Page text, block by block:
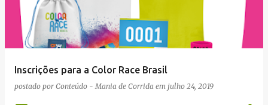
Inscrições para a Color Race Brasil
postado por Conteúdo - Mania de Corrida em julho 24, 2019